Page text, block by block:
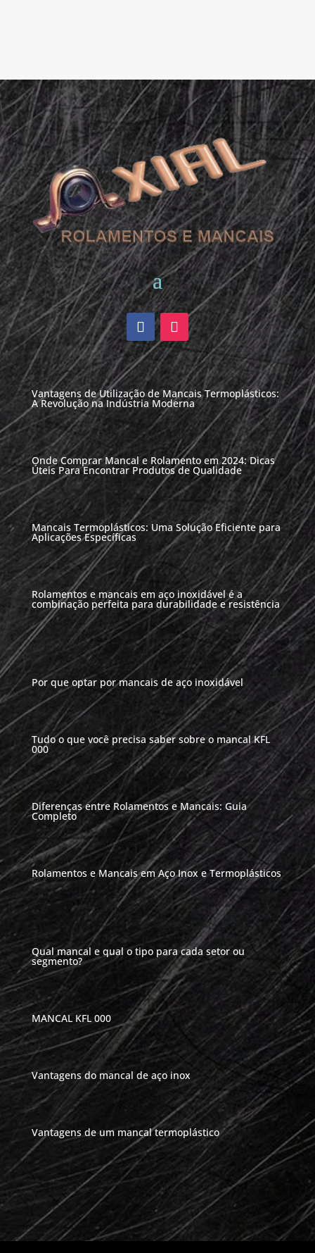
Vantagens de Utilização de Mancais Termoplásticos:
A Revolução na Indústria Moderna
Onde Comprar Mancal e Rolamento em 2024: Dicas
Úteis Para Encontrar Produtos de Qualidade
Mancais Termoplásticos: Uma Solução Eficiente para
Aplicações Específicas
Rolamentos e mancais em aço inoxidável é a
combinação perfeita para durabilidade e resistência
Por que optar por mancais de aço inoxidável
Tudo o que você precisa saber sobre o mancal KFL
000
Diferenças entre Rolamentos e Mancais: Guia
Completo
Rolamentos e Mancais em Aço Inox e Termoplásticos
Qual mancal e qual o tipo para cada setor ou
segmento?
MANCAL KFL 000
Vantagens do mancal de aço inox
Vantagens de um mancal termoplástico